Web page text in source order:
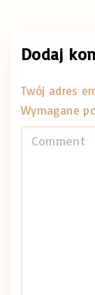
Dodaj
Twój adres
Wymagane